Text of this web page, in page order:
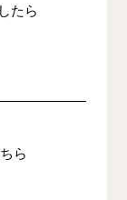
たら
ら